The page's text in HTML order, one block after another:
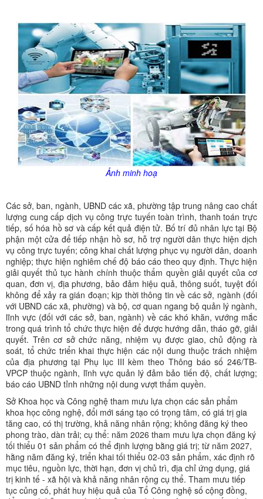
Ảnh minh hoạ
Các sở, ban, ngành, UBND các xã, phường tập trung nâng cao chất
lượng cung cấp dịch vụ công trực tuyến toàn trình, thanh toán trực
tiếp, số hóa hồ sơ và cấp kết quả điện tử. Bố trí đủ nhân lực tại Bộ
phận một cửa để tiếp nhận hồ sơ, hỗ trợ người dân thực hiện dịch
vụ công trực tuyến; công khai chất lượng phục vụ người dân, doanh
nghiệp; thực hiện nghiêm chế độ báo cáo theo quy định. Thực hiện
giải quyết thủ tục hành chính thuộc thẩm quyền giải quyết của cơ
quan, đơn vị, địa phương, bảo đảm hiệu quả, thông suốt, tuyệt đối
không để xảy ra gián đoạn; kịp thời thông tin về các sở, ngành (đối
với UBND các xã, phường) và bộ, cơ quan ngang bộ quản lý ngành,
lĩnh vực (đối với các sở, ban, ngành) về các khó khăn, vướng mắc
trong quá trình tổ chức thực hiện để được hướng dẫn, tháo gỡ, giải
quyết. Trên cơ sở chức năng, nhiệm vụ được giao, chủ động rà
soát, tổ chức triển khai thực hiện các nội dung thuộc trách nhiệm
của địa phương tại Phụ lục III kèm theo Thông báo số 246/TB-
VPCP thuộc ngành, lĩnh vực quản lý đảm bảo tiến độ, chất lượng;
báo cáo UBND tỉnh những nội dung vượt thẩm quyền.
Sở Khoa học và Công nghệ tham mưu lựa chọn các sản phẩm
khoa học công nghệ, đổi mới sáng tạo có trọng tâm, có giá trị gia
tăng cao, có thị trường, khả năng nhân rộng; không đăng ký theo
phong trào, dàn trải; cụ thể: năm 2026 tham mưu lựa chọn đăng ký
tối thiểu 01 sản phẩm có thể định lượng bằng giá trị; từ năm 2027,
hằng năm đăng ký, triển khai tối thiểu 02-03 sản phẩm, xác định rõ
mục tiêu, nguồn lực, thời hạn, đơn vị chủ trì, địa chỉ ứng dụng, giá
trị kinh tế - xã hội và khả năng nhân rộng cụ thể. Tham mưu tiếp
tục củng cố, phát huy hiệu quả của Tổ Công nghệ số cộng đồng,